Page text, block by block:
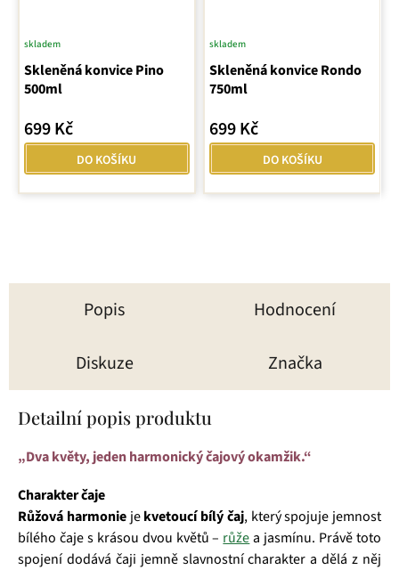
Skleněná konvice Pino
500ml
skladem
699 Kč
DO KOŠÍKU
Skleněná konvice Rondo
750ml
skladem
699 Kč
DO KOŠÍKU
Popis Hodnocení
Diskuze Značka
Detailní popis produktu
„Dva květy, jeden harmonický čajový okamžik.“
Charakter čaje
Růžová harmoniejekvetoucí bílý čaj, který spojuje jemnost
bílého čaje s krásou dvou květů – růžea jasmínu. Právě toto
spojení dodává čaji jemně slavnostní charakter a dělá z něj